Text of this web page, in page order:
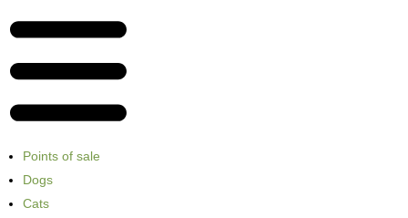
Points of sale
Dogs
Cats